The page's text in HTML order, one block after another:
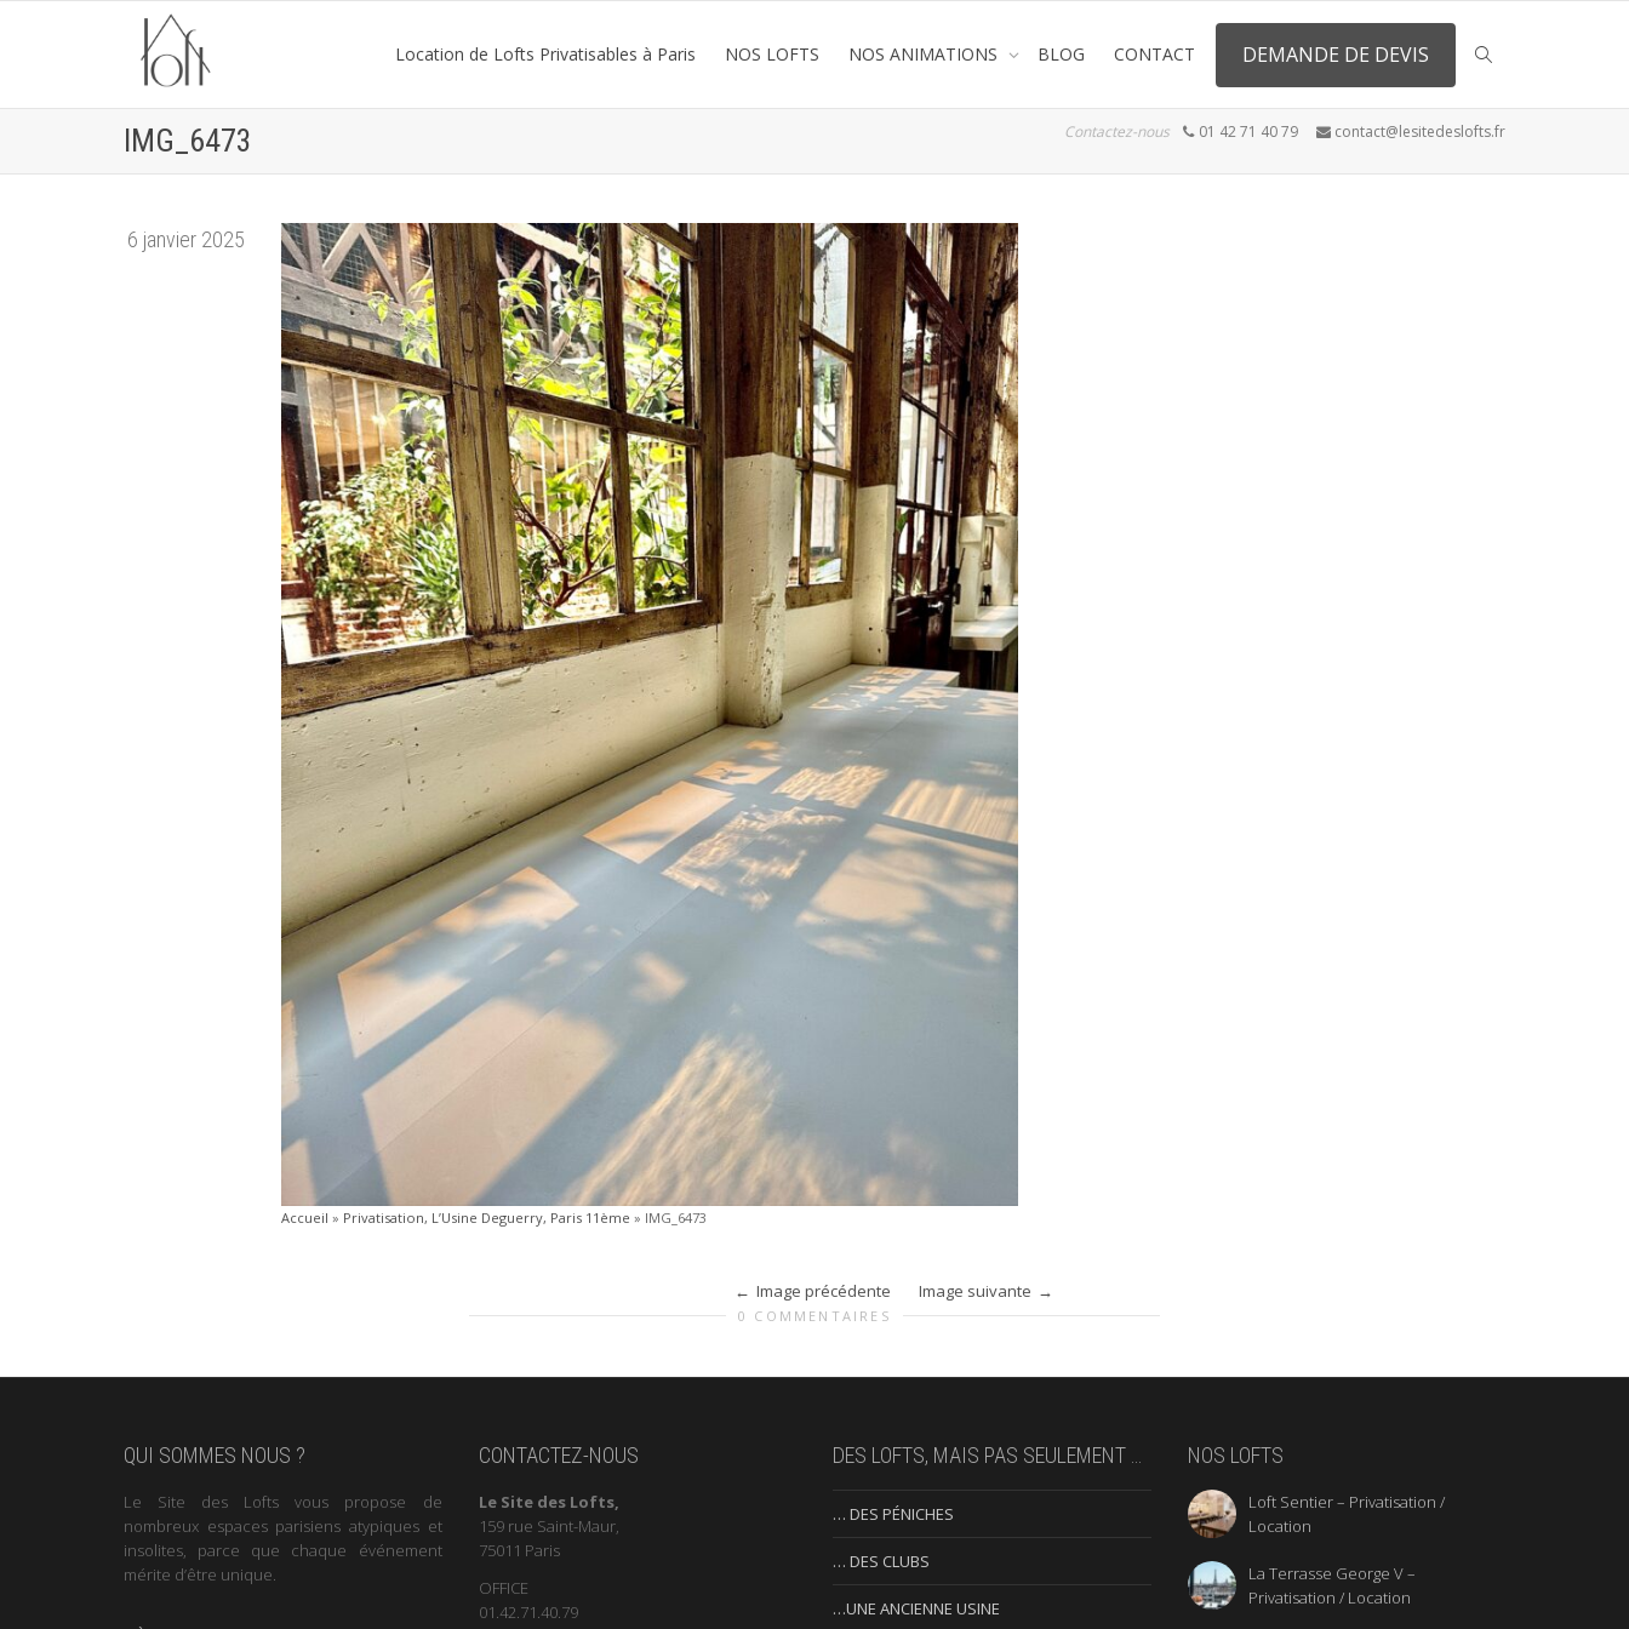
Location de Lofts Privatisables à Paris NOS LOFTS NOS ANIMATIONS BLOG CONTACT DEMANDE DE DEVIS
IMG_6473 Contactez-nous 01 42 71 40 79 contact@lesitedeslofts.fr
6 janvier 2025
Accueil » Privatisation, L’Usine Deguerry, Paris 11ème » IMG_6473
Image précédente Image suivante
0 COMMENTAIRES
QUI SOMMES NOUS ?
Le Site des Lofts vous propose de
nombreux espaces parisiens atypiques et
insolites, parce que chaque événement
mérite d’être unique.
CONTACTEZ-NOUS
Le Site des Lofts,
159 rue Saint-Maur,
75011 Paris
OFFICE
01.42.71.40.79
DES LOFTS, MAIS PAS SEULEMENT …
… DES PÉNICHES
… DES CLUBS
…UNE ANCIENNE USINE
NOS LOFTS
Loft Sentier – Privatisation /
Location
La Terrasse George V –
Privatisation / Location